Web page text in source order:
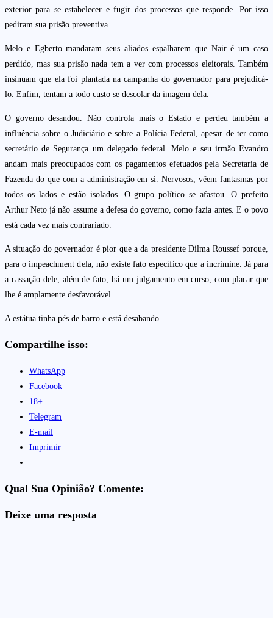
exterior para se estabelecer e fugir dos processos que responde. Por isso
pediram sua prisão preventiva.
Melo e Egberto mandaram seus aliados espalharem que Nair é um caso
perdido, mas sua prisão nada tem a ver com processos eleitorais. Também
insinuam que ela foi plantada na campanha do governador para prejudicá-
lo. Enfim, tentam a todo custo se descolar da imagem dela.
O governo desandou. Não controla mais o Estado e perdeu também a
influência sobre o Judiciário e sobre a Polícia Federal, apesar de ter como
secretário de Segurança um delegado federal. Melo e seu irmão Evandro
andam mais preocupados com os pagamentos efetuados pela Secretaria de
Fazenda do que com a administração em si. Nervosos, vêem fantasmas por
todos os lados e estão isolados. O grupo político se afastou. O prefeito
Arthur Neto já não assume a defesa do governo, como fazia antes. E o povo
está cada vez mais contrariado.
A situação do governador é pior que a da presidente Dilma Roussef porque,
para o impeachment dela, não existe fato específico que a incrimine. Já para
a cassação dele, além de fato, há um julgamento em curso, com placar que
lhe é amplamente desfavorável.
A estátua tinha pés de barro e está desabando.
Compartilhe isso:
WhatsApp
Facebook
18+
Telegram
E-mail
Imprimir
Qual Sua Opinião? Comente:
Deixe uma resposta